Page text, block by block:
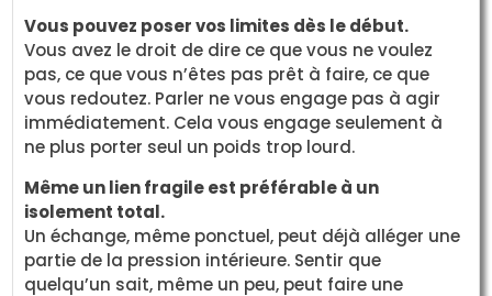
Vous pouvez poser vos limites dès le début.
Vous avez le droit de dire ce que vous ne voulez
pas, ce que vous n’êtes pas prêt à faire, ce que
vous redoutez. Parler ne vous engage pas à agir
immédiatement. Cela vous engage seulement à
ne plus porter seul un poids trop lourd.
Même un lien fragile est préférable à un
isolement total.
Un échange, même ponctuel, peut déjà alléger une
partie de la pression intérieure. Sentir que
quelqu’un sait, même un peu, peut faire une